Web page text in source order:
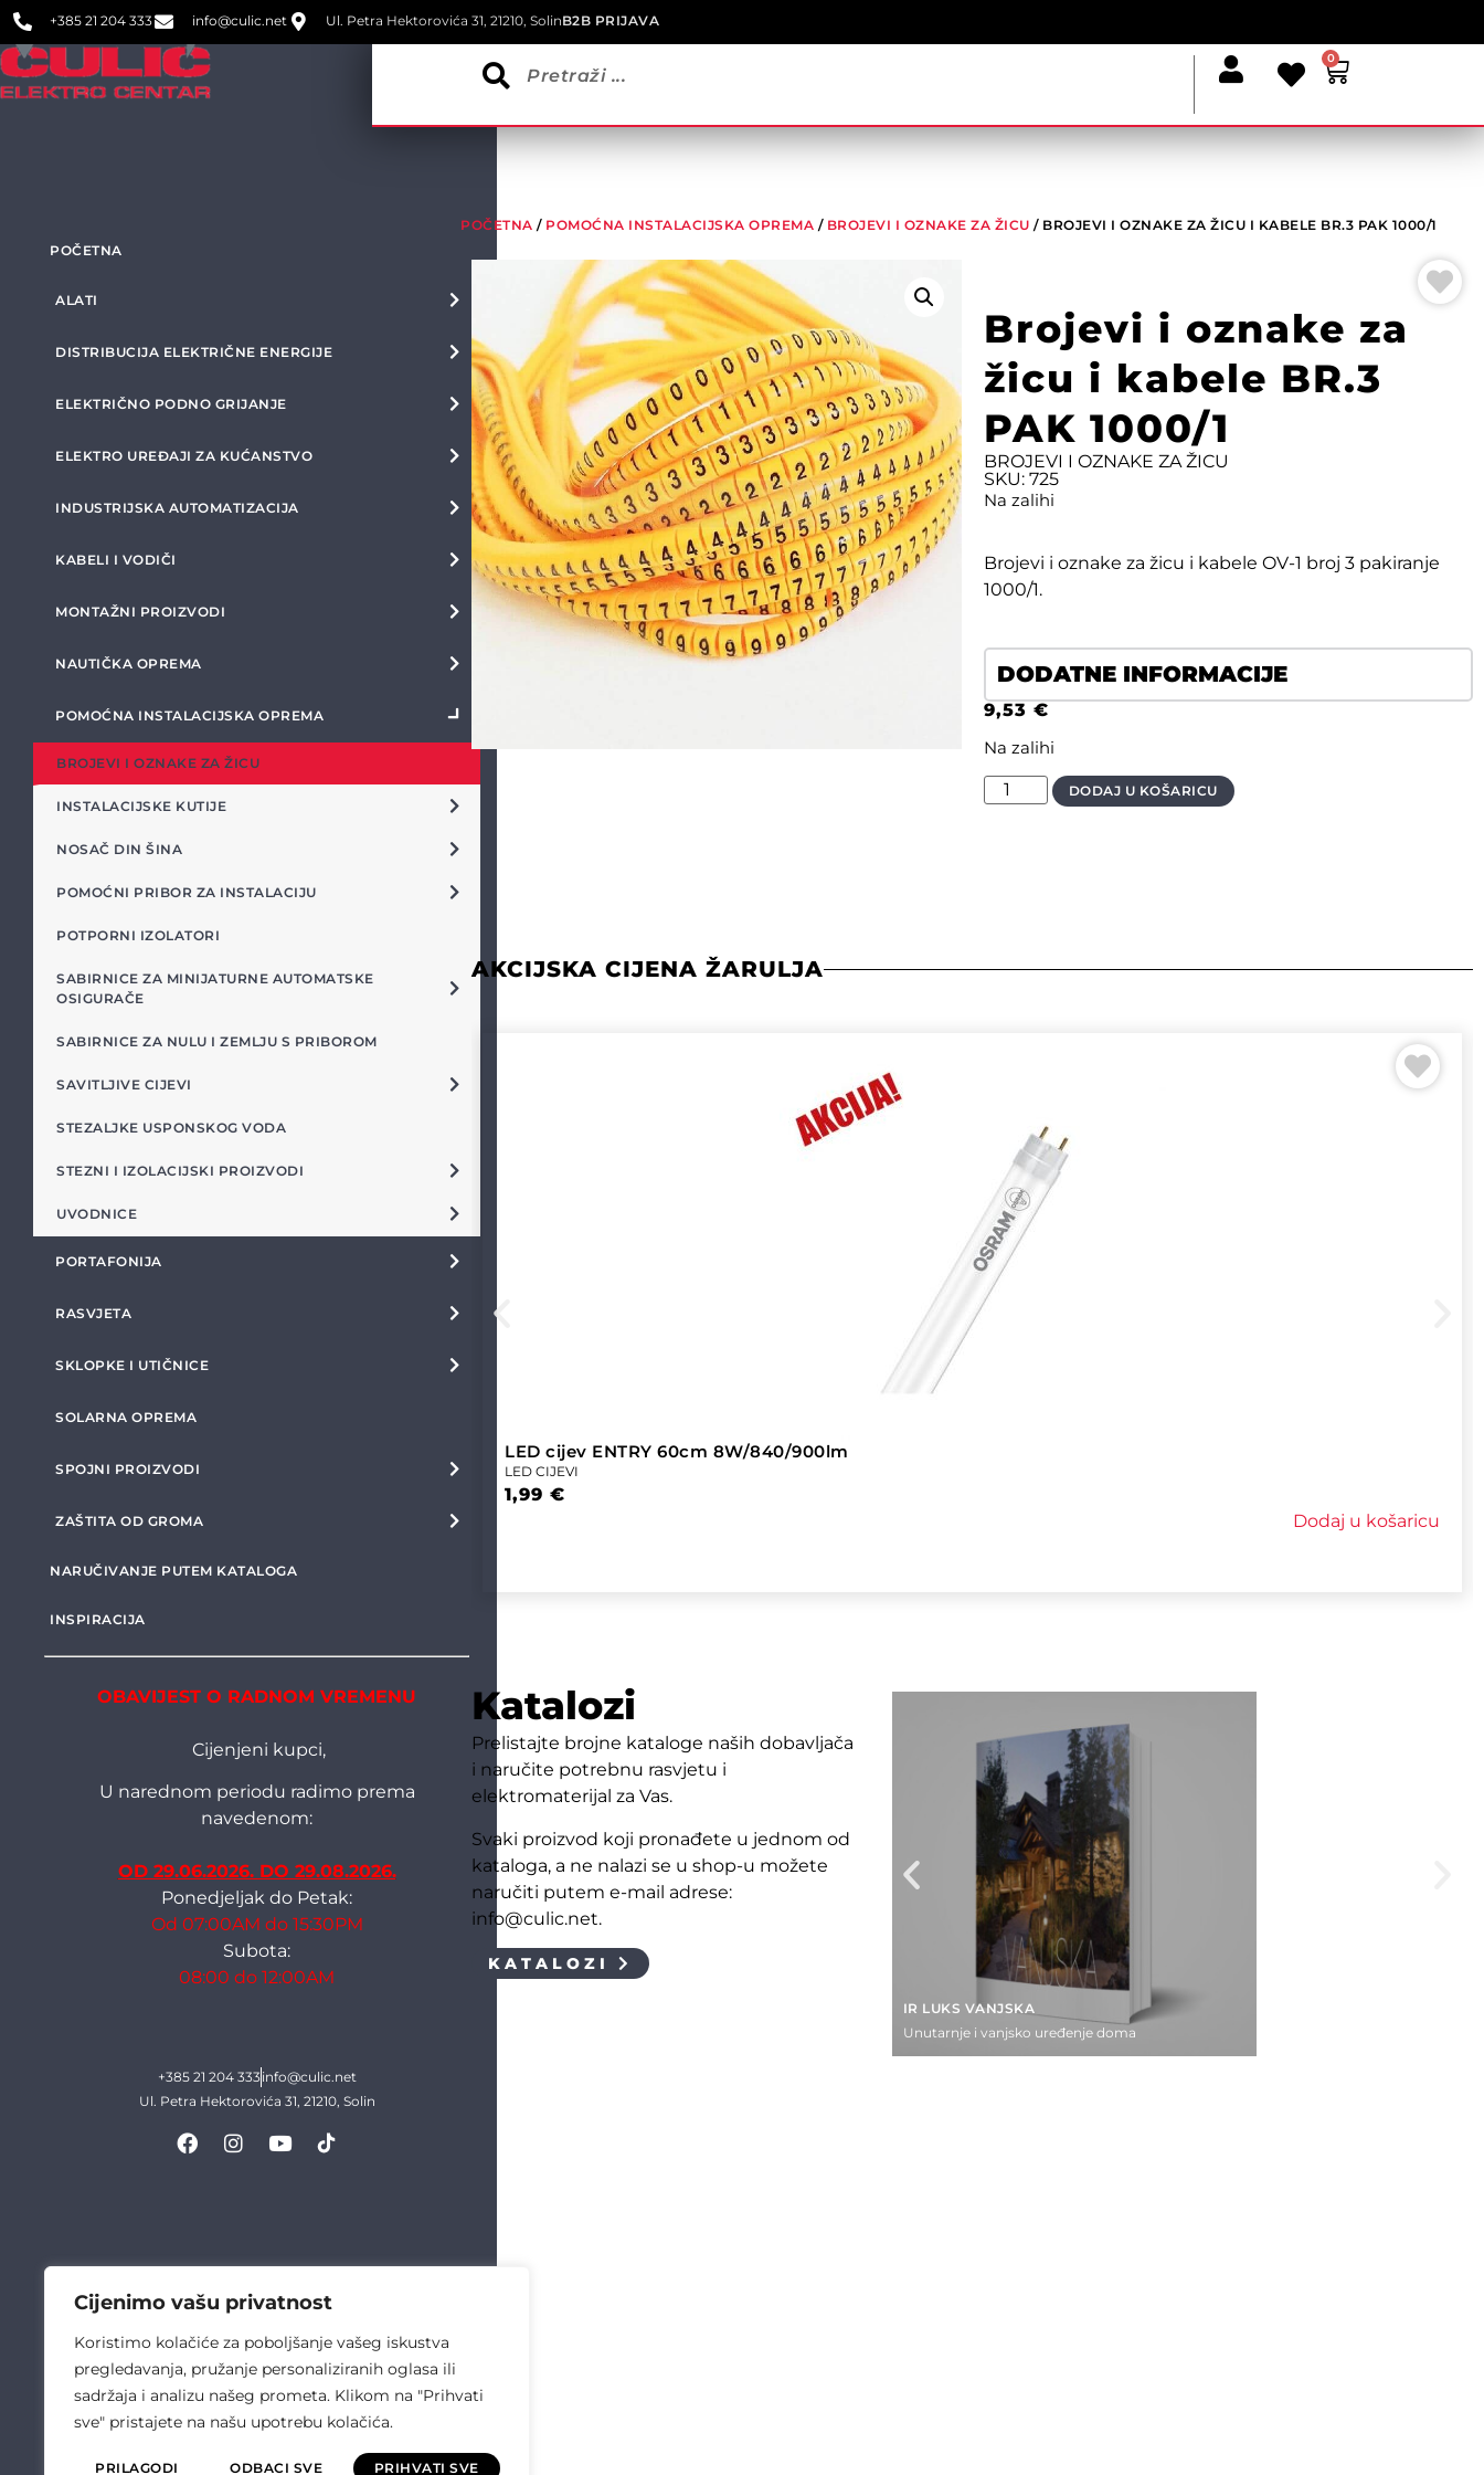
Cijenimo vašu privatnost
Koristimo kolačiće za poboljšanje vašeg iskustva
pregledavanja, pružanje personaliziranih oglasa ili
sadržaja i analizu našeg prometa. Klikom na "Prihvati
sve" pristajete na našu upotrebu kolačića.
PRILAGODI ODBACI SVE PRIHVATI SVE
+385 21 204 333 info@culic.net Ul. Petra Hektorovića 31, 21210, SolinB2B PRIJAVA
0
POČETNA
ALATI
DISTRIBUCIJA ELEKTRIČNE ENERGIJE
ELEKTRIČNO PODNO GRIJANJE
ELEKTRO UREĐAJI ZA KUĆANSTVO
INDUSTRIJSKA AUTOMATIZACIJA
KABELI I VODIČI
MONTAŽNI PROIZVODI
NAUTIČKA OPREMA
POMOĆNA INSTALACIJSKA OPREMA
BROJEVI I OZNAKE ZA ŽICU
INSTALACIJSKE KUTIJE
NOSAČ DIN ŠINA
POMOĆNI PRIBOR ZA INSTALACIJU
POTPORNI IZOLATORI
SABIRNICE ZA MINIJATURNE AUTOMATSKE
OSIGURAČE
SABIRNICE ZA NULU I ZEMLJU S PRIBOROM
SAVITLJIVE CIJEVI
STEZALJKE USPONSKOG VODA
STEZNI I IZOLACIJSKI PROIZVODI
UVODNICE
PORTAFONIJA
RASVJETA
SKLOPKE I UTIČNICE
SOLARNA OPREMA
SPOJNI PROIZVODI
ZAŠTITA OD GROMA
NARUČIVANJE PUTEM KATALOGA
INSPIRACIJA
OBAVIJEST O RADNOM VREMENU
Cijenjeni kupci,
U narednom periodu radimo prema
navedenom:
OD 29.06.2026. DO 29.08.2026.
Ponedjeljak do Petak:
Od 07:00AM do 15:30PM
Subota:
08:00 do 12:00AM
+385 21 204 333info@culic.net
Ul. Petra Hektorovića 31, 21210, Solin
POČETNA / POMOĆNA INSTALACIJSKA OPREMA / BROJEVI I OZNAKE ZA ŽICU / BROJEVI I OZNAKE ZA ŽICU I KABELE BR.3 PAK 1000/1
Brojevi i oznake za
žicu i kabele BR.3
PAK 1000/1
BROJEVI I OZNAKE ZA ŽICU
SKU: 725
Na zalihi
Brojevi i oznake za žicu i kabele OV-1 broj 3 pakiranje
1000/1.
DODATNE INFORMACIJE
9,53 €
Na zalihi
DODAJ U KOŠARICU
AKCIJSKA CIJENA ŽARULJA
LED cijev ENTRY 60cm 8W/840/900lm
LED CIJEVI
1,99€
Dodaj u košaricu
Katalozi
Prelistajte brojne kataloge naših dobavljača
i naručite potrebnu rasvjetu i
elektromaterijal za Vas.
Svaki proizvod koji pronađete u jednom od
kataloga, a ne nalazi se u shop-u možete
naručiti putem e-mail adrese:
info@culic.net.
KATALOZI
IR LUKS VANJSKA
Unutarnje i vanjsko uređenje doma